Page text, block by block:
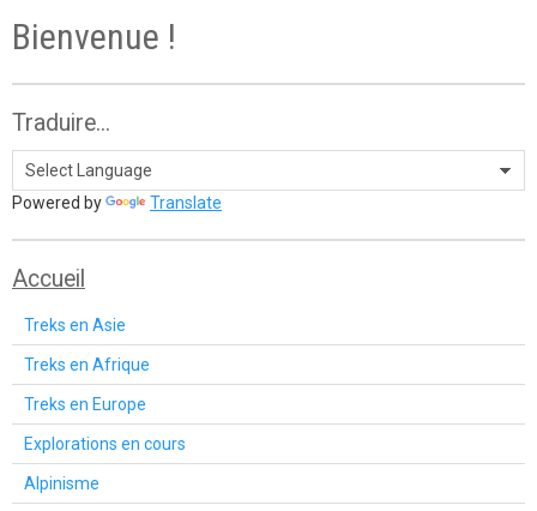
Bienvenue !
Traduire...
Powered by Translate
Accueil
Treks en Asie
Treks en Afrique
Treks en Europe
Explorations en cours
Alpinisme